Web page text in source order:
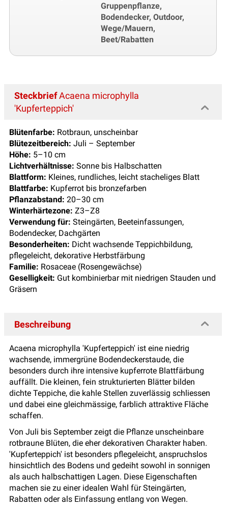
Gruppenpflanze,
Bodendecker, Outdoor,
Wege/Mauern,
Beet/Rabatten
SteckbriefAcaena microphylla
'Kupferteppich'
Blütenfarbe: Rotbraun, unscheinbar
Blütezeitbereich: Juli – September
Höhe: 5–10 cm
Lichtverhältnisse: Sonne bis Halbschatten
Blattform: Kleines, rundliches, leicht stacheliges Blatt
Blattfarbe: Kupferrot bis bronzefarben
Pflanzabstand: 20–30 cm
Winterhärtezone: Z3–Z8
Verwendung für: Steingärten, Beeteinfassungen,
Bodendecker, Dachgärten
Besonderheiten: Dicht wachsende Teppichbildung,
pflegeleicht, dekorative Herbstfärbung
Familie: Rosaceae (Rosengewächse)
Geselligkeit: Gut kombinierbar mit niedrigen Stauden und
Gräsern
Beschreibung
Acaena microphylla 'Kupferteppich' ist eine niedrig
wachsende, immergrüne Bodendeckerstaude, die
besonders durch ihre intensive kupferrote Blattfärbung
auffällt. Die kleinen, fein strukturierten Blätter bilden
dichte Teppiche, die kahle Stellen zuverlässig schliessen
und dabei eine gleichmässige, farblich attraktive Fläche
schaffen.
Von Juli bis September zeigt die Pflanze unscheinbare
rotbraune Blüten, die eher dekorativen Charakter haben.
'Kupferteppich' ist besonders pflegeleicht, anspruchslos
hinsichtlich des Bodens und gedeiht sowohl in sonnigen
als auch halbschattigen Lagen. Diese Eigenschaften
machen sie zu einer idealen Wahl für Steingärten,
Rabatten oder als Einfassung entlang von Wegen.